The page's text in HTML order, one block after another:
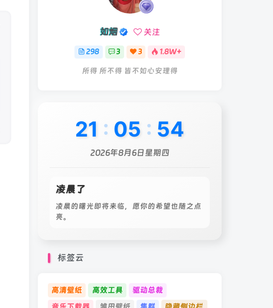
如烟 关注
298 3 3 1.8W+
所得 所不得 皆不如心安理得
21 : 05 : 57
2026年8月6日星期四
凌晨了
凌晨的曙光即将来临，愿你的希望也随之点
亮。
标签云
高清壁纸 高效工具
驱动总裁